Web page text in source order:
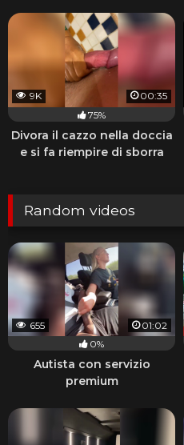
9K
00:35
75%
Divora il cazzo nella doccia
e si fa riempire di sborra
Random videos
655
01:02
0%
Autista con servizio
premium